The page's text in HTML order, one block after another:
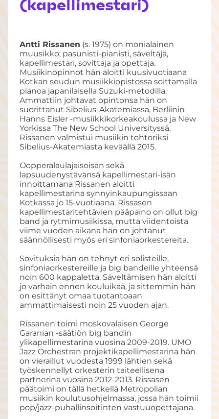
Antti Rissanen (s. 1975) on monialainen
muusikko; pasunisti-pianisti, säveltäjä,
kapellimestari, sovittaja ja opettaja.
Musiikinopinnot hän aloitti kuusivuotiaana
Kotkan seudun musiikkiopistossa soittamalla
pianoa japanilaisella Suzuki-metodilla.
Ammattiin johtavat opintonsa hän on
suorittanut Sibelius-Akatemiassa, Berliinin
Hanns Eisler -musiikkikorkeakoulussa ja New
Yorkissa The New School Universityssä.
Rissanen valmistui musiikin tohtoriksi
Sibelius-Akatemiasta keväällä 2015.
Oopperalaulajaisoisän sekä
lapsuudenystävänsä kapellimestari-isän
innoittamana Rissanen aloitti
kapellimestarina synnyinkaupungissaan
Kotkassa jo 15-vuotiaana. Rissasen
kapellimestaritehtävien pääpaino on ollut big
band ja rytmimusiikissa, mutta viidentoista
viime vuoden aikana hän on johtanut
säännöllisesti myös eri sinfoniaorkestereita.
Sovituksia hän on tehnyt eri solisteille,
sinfoniaorkestereille ja big bandeille yhteensä
noin 600 kappaletta. Säveltämisen hän aloitti
jo varhain ennen kouluikää, ja sittemmin hän
on esittänyt omaa tuotantoaan
ammattimaisesti noin 25 vuoden ajan.
Rissanen toimi moskovalaisen George
Garanian -säätiön big bandin
ylikapellimestarina vuosina 2009-2019. UMO
Jazz Orchestran projektikapellimestarina hän
on vieraillut vuodesta 1999 lähtien sekä
työskennellyt orkesterin taiteellisena
partnerina vuosina 2012-2013. Rissasen
päätoimi on tällä hetkellä Metropolian
musiikin koulutusohjelmassa, jossa hän toimii
pop/jazz-puhallinsoitinten vastuuopettajana.